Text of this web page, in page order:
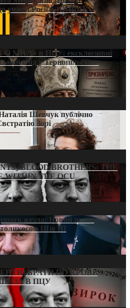
участі Росії в ЮНЕСКО
в ПЦУ: ексклюзивні
слід у Тернопільсько-
Шевчук публічно
Зорі
BLOOD BROTHERS: THE
WITHIN THE OCU
жезла: Новий шлях
Шіо III
БРАТИ ПО КРОВІ:
В ПЦУ